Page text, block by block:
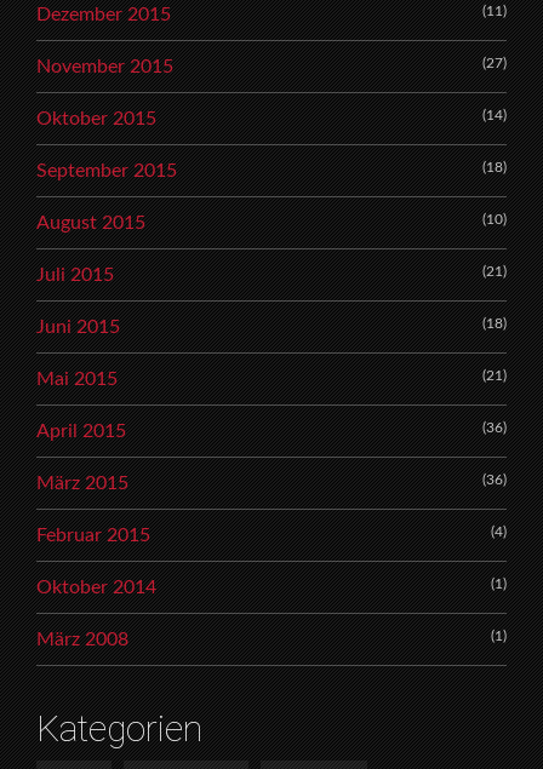
Dezember 2015 (11)
November 2015 (27)
Oktober 2015 (14)
September 2015 (18)
August 2015 (10)
Juli 2015 (21)
Juni 2015 (18)
Mai 2015 (21)
April 2015 (36)
März 2015 (36)
Februar 2015 (4)
Oktober 2014 (1)
März 2008 (1)
Kategorien